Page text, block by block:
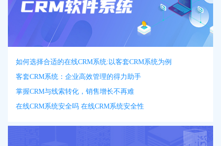
如何选择合适的在线CRM系统:以客套CRM系统为例
客套CRM系统：企业高效管理的得力助手
掌握CRM与线索转化，销售增长不再难
在线CRM系统安全吗 在线CRM系统安全性